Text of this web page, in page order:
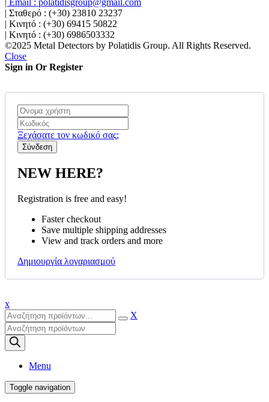
| Σταθερό : (+30) 23810 23237
| Κινητό : (+30) 69415 50822
| Κινητό : (+30) 6986503332
©2025 Metal Detectors by Polatidis Group. All Rights Reserved.
Close
Sign in Or Register
Ξεχάσατε τον κωδικό σας;
NEW HERE?
Registration is free and easy!
Faster checkout
Save multiple shipping addresses
View and track orders and more
Δημιουργία λογαριασμού
x
X
Products
search
Menu
Toggle navigation